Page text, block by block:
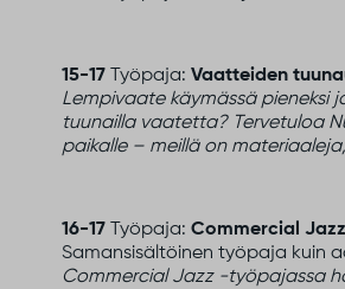
15-17 Työpaja:Vaatteiden
Lempivaate käymässä pieneksi
tuunailla vaatetta? Tervetuloa
paikalle – meillä on
16-17 Työpaja:Commercial
Samansisältöinen työpaja kuin
Commercial Jazz -työpajassa